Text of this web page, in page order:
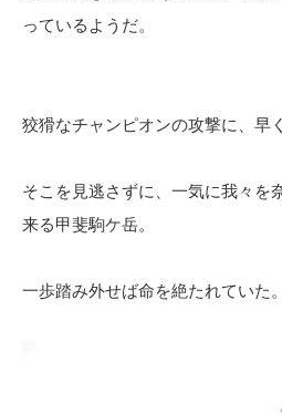
っているようだ。
狡猾なチャンピオンの攻撃に、早
そこを見逃さずに、一気に我々を
来る甲斐駒ケ岳。
一歩踏み外せば命を絶たれていた。